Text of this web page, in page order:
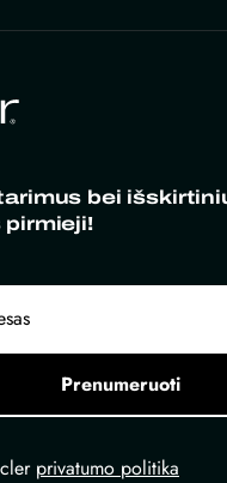
bei
pirmieji!
Prenumeruoti
privatumo politika